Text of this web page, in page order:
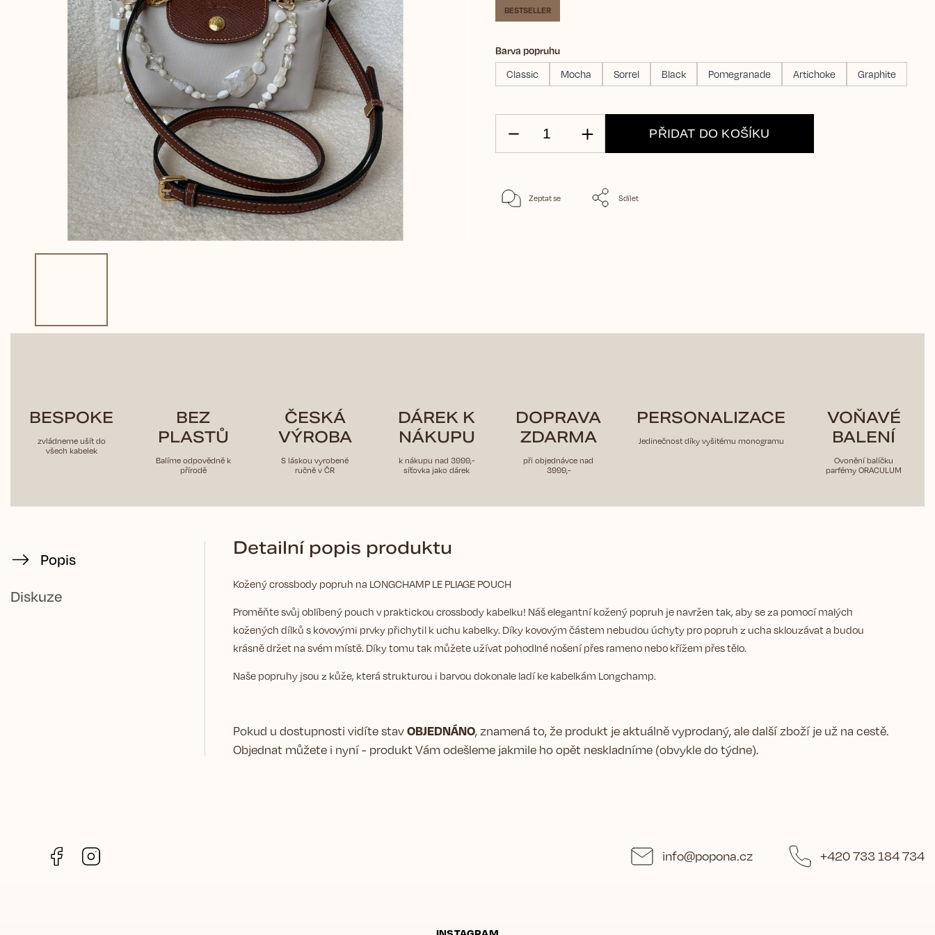
BESTSELLER
Barva popruhu
Classic
Mocha Sorrel Black Pomegranade Artichoke Graphite
PŘIDAT DO KOŠÍKU
Zeptat se Sdílet
BESPOKE
zvládneme ušít do
všech kabelek
BEZ
PLASTŮ
Balíme odpovědně k
přírodě
ČESKÁ
VÝROBA
S láskou vyrobené
ručně v ČR
DÁREK K
NÁKUPU
k nákupu nad 3999,-
síťovka jako dárek
DOPRAVA
ZDARMA
při objednávce nad
3999,-
PERSONALIZACE
Jedinečnost díky vyšitému monogramu
VOŇAVÉ
BALENÍ
Ovonění balíčku
parfémy ORACULUM
Popis
Diskuze
Detailní popis produktu
Kožený crossbody popruh na LONGCHAMP LE PLIAGE POUCH
Proměňte svůj oblíbený pouch v praktickou crossbody kabelku! Náš elegantní kožený popruh je navržen tak, aby se za pomocí malých
kožených dílků s kovovými prvky přichytil k uchu kabelky. Díky kovovým částem nebudou úchyty pro popruh z ucha sklouzávat a budou
krásně držet na svém místě. Díky tomu tak můžete užívat pohodlné nošení přes rameno nebo křížem přes tělo.
Naše popruhy jsou z kůže, která strukturou i barvou dokonale ladí ke kabelkám Longchamp.
Pokud u dostupnosti vidíte stavOBJEDNÁNO, znamená to, že produkt je aktuálně vyprodaný, ale další zboží je už na cestě.
Objednat můžete i nyní - produkt Vám odešleme jakmile ho opět neskladníme (obvykle do týdne).
Facebook info@popona.cz +420 733 184 734